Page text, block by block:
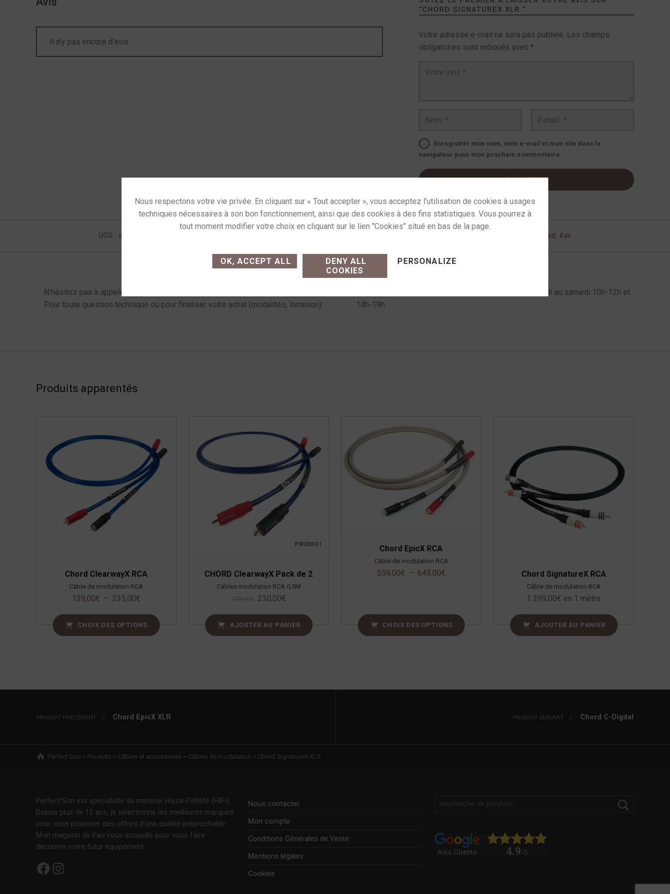
Il n’y pas encore d’avis.
“CHORD SIGNATUREX XLR ”
Votre adresse e-mail ne sera pas publiée. Les champs
obligatoires sont indiqués avec *
Enregistrer mon nom, mon e-mail et mon site dans le
navigateur pour mon prochain commentaire.
UGS : sku-chord-sign-aray-xlr tuned, xlr
N'hésitez pas à appeler !
Pour toute question technique ou pour finaliser votre achat (modalités, livraison)
Commande sur simple appel au 06 72 61 60 98 du mardi au samedi 10h-12h et
14h-19h
Produits apparentés
Chord ClearwayX RCA
Câble de modulation RCA
139,00€ – 235,00€
CHOIX DES OPTIONS
CHORD ClearwayX Pack de 2
Câbles modulation RCA 0,5M
PROMO !
230,00€
AJOUTER AU PANIER
Chord EpicX RCA
Câble de modulation RCA
559,00€ – 649,00€
CHOIX DES OPTIONS
Chord SignatureX RCA
Câble de modulation RCA
1 399,00€ en 1 mètre
AJOUTER AU PANIER
Navigation de l’article
PRODUIT PRÉCÉDENT Chord EpicX XLR PRODUIT SUIVANT Chord C-Digital
Breadcrumbs navigation
Perfect’Son > Produits > Câbles et accessoires > Câbles de modulation > Chord SignatureX XLR
Perfect'Son est spécialiste du matériel Haute-Fidélité (HIFI).
Depuis plus de 12 ans, je sélectionne les meilleures marques
pour vous proposer des offres d'une qualité irréprochable.
Mon magasin de Pau vous accueille pour vous faire
découvrir votre futur équipement.
Facebook Instagram
Nous contacter
Mon compte
Conditions Générales de Vente
Mentions légales
Cookies
Avis Clients 4.9/5
OK, ACCEPT ALL
DENY ALL
COOKIES
PERSONALIZE